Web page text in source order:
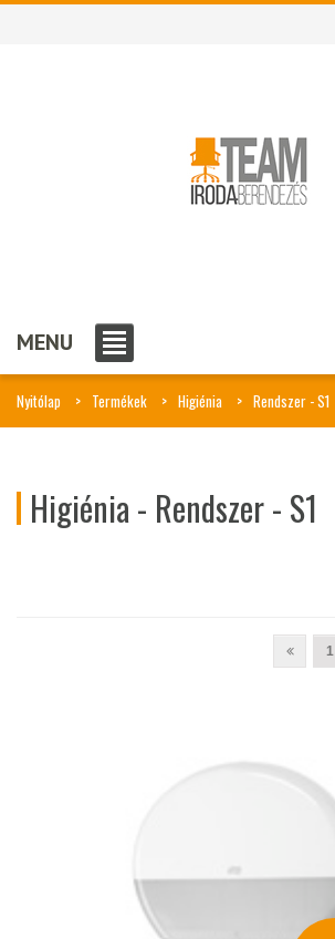
MENU
Nyitólap Termékek Higiénia Rendszer - S1
Higiénia - Rendszer - S1
1